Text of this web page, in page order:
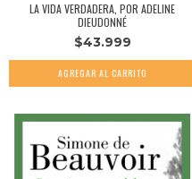
LA VIDA VERDADERA, POR ADELINE
DIEUDONNÉ
$43.999